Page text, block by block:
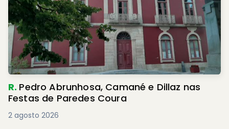
R. Pedro Abrunhosa, Camané e Dillaz nas
Festas de Paredes Coura
2 agosto 2026